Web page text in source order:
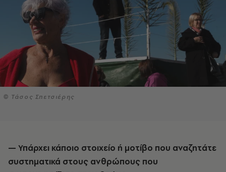
© Τάσος Σπετσιέρης
— Υπάρχει κάποιο στοιχείο ή μοτίβο που αναζητάτε
συστηματικά στους ανθρώπους που